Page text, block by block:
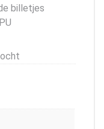
billetjes